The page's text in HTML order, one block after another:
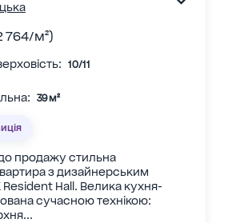
764/м²)
10/11
39 м²
продажу стильна
з дизайнерським
Hall. Велика кухня-
сучасною технікою: